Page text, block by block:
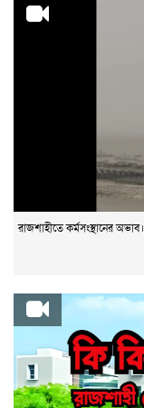
রাজশাহীতে কর্মসংস্থানের অভাব।